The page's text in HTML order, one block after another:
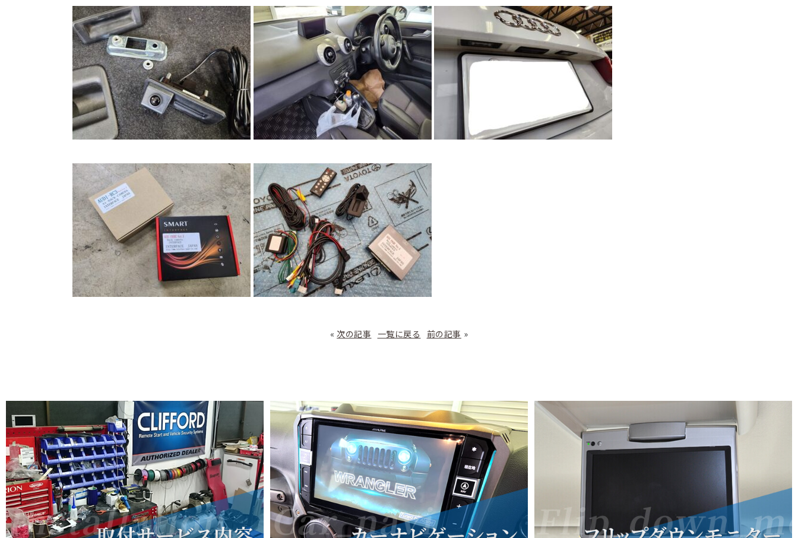
«次の記事 一覧に戻る 前の記事 »